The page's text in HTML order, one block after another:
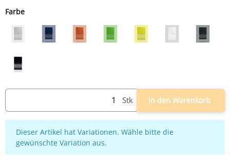
Farbe
Stk In den Warenkorb
x
Dieser Artikel hat Variationen. Wähle bitte die
gewünschte Variation aus.